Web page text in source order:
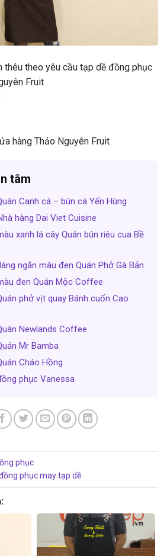
thêu theo yêu cầu tạp dề đồng phục
Fruit
hàng Thảo Nguyên Fruit
tâm
Canh cá – bún cá Yến Hùng
hàng Dai Viet Cuisine
xanh lá cây Quán bún riêu cua Bề
ngắn màu đen Quán Phở Gà Bản
đen Quán Mộc Coffee
phở vịt quay Bánh cuốn Cao
Newlands Coffee
Mr Bamba
Cháo Hồng
phục Vanessa
phục
phụcmay tạp dề